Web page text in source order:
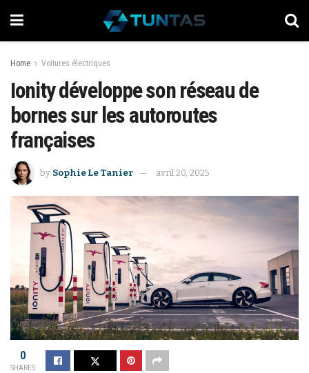
Home Voitures électriques
Ionity développe son réseau de
bornes sur les autoroutes
françaises
by Sophie Le Tanier avril 20, 2025
0
SHARES